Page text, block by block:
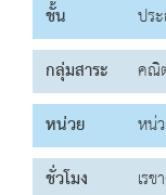
ชั้น
ปร
กลุ่มสาระ
คณิ
หน่วย
หน่
ชั่วโมง
เร